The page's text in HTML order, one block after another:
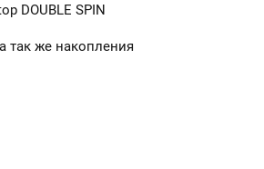
DOUBLE SPIN
так же накопления